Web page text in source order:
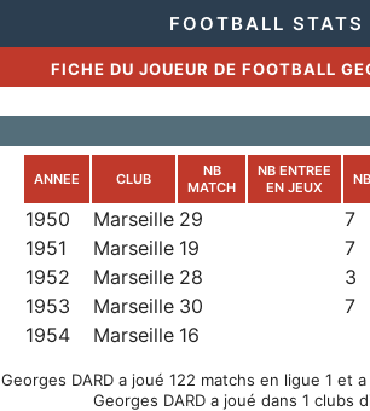
FOOTBALL STATS
FICHE DU JOUEUR DE FOOTBALL
ANNEE CLUB
NB
MATCH
NB ENTREE
EN JEUX
1950 Marseille 29
7
1951
Marseille 19
7
1952
Marseille 28
3
1953
Marseille 30
7
1954
Marseille 16
Georges DARD a joué 122 matchs en ligue 1 et
Georges DARD a joué dans 1 clubs